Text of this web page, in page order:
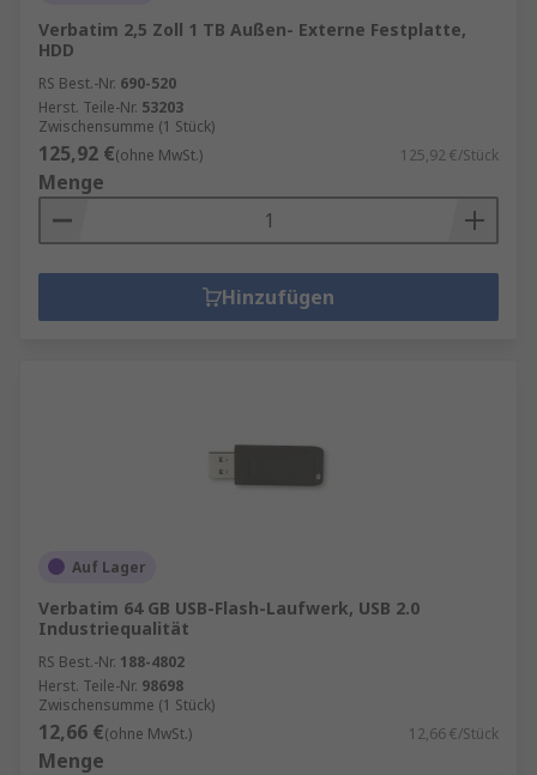
Verbatim 2,5 Zoll 1 TB Außen- Externe Festplatte,
HDD
RS Best.-Nr. 690-520
Herst. Teile-Nr. 53203
Zwischensumme (1 Stück)
125,92 €(ohne MwSt.) 125,92 €/Stück
Menge
Hinzufügen
Auf Lager
Verbatim 64 GB USB-Flash-Laufwerk, USB 2.0
Industriequalität
RS Best.-Nr. 188-4802
Herst. Teile-Nr. 98698
Zwischensumme (1 Stück)
12,66 €(ohne MwSt.) 12,66 €/Stück
Menge